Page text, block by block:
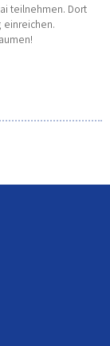
teilnehmen. Dort
einreichen.